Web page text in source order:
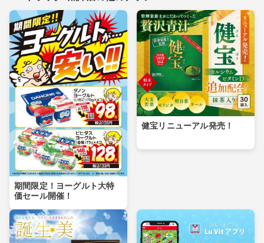
期間限定！ヨーグルト大特
価セール開催！
健宝リニューアル発売！